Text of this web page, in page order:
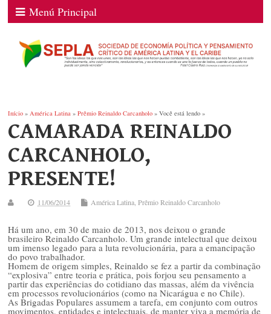
Menú Principal
Início »América Latina »Prêmio Reinaldo Carcanholo » Você está lendo »
CAMARADA REINALDO
CARCANHOLO,
PRESENTE!
11/06/2014 América Latina,Prêmio Reinaldo Carcanholo
Há um ano, em 30 de maio de 2013, nos deixou o grande
brasileiro Reinaldo Carcanholo. Um grande intelectual que deixou
um imenso legado para a luta revolucionária, para a emancipação
do povo trabalhador.
Homem de origem simples, Reinaldo se fez a partir da combinação
“explosiva” entre teoria e prática, pois forjou seu pensamento a
partir das experiências do cotidiano das massas, além da vivência
em processos revolucionários (como na Nicarágua e no Chile).
As Brigadas Populares assumem a tarefa, em conjunto com outros
movimentos, entidades e intelectuais, de manter viva a memória de